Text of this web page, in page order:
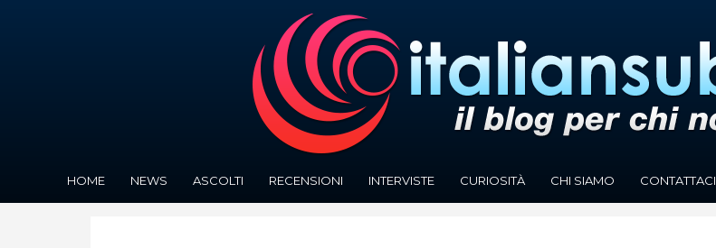
HOME NEWS ASCOLTI RECENSIONI INTERVISTE CURIOSITÀ CHI SIAMO CONTATTACI